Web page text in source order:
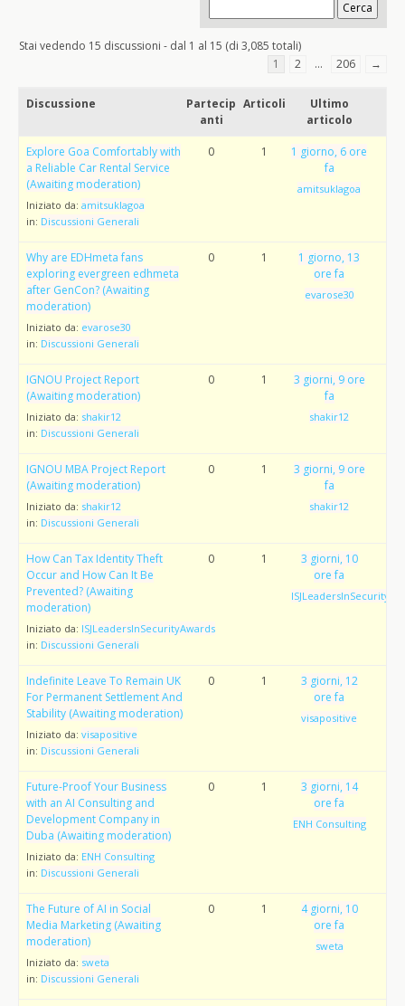
Stai vedendo 15 discussioni - dal 1 al 15 (di 3,085 totali)
1
2 … 206 →
Discussione
Partecip
anti
Articoli
Ultimo
articolo
Explore Goa Comfortably with
a Reliable Car Rental Service
(Awaiting moderation)
Iniziato da: amitsuklagoa
in: Discussioni Generali
0 1
1 giorno, 6 ore
fa
amitsuklagoa
Why are EDHmeta fans
exploring evergreen edhmeta
after GenCon? (Awaiting
moderation)
Iniziato da: evarose30
in: Discussioni Generali
0 1
1 giorno, 13
ore fa
evarose30
IGNOU Project Report
(Awaiting moderation)
Iniziato da: shakir12
in: Discussioni Generali
0 1
3 giorni, 9 ore
fa
shakir12
IGNOU MBA Project Report
(Awaiting moderation)
Iniziato da: shakir12
in: Discussioni Generali
0 1
3 giorni, 9 ore
fa
shakir12
How Can Tax Identity Theft
Occur and How Can It Be
Prevented? (Awaiting
moderation)
Iniziato da: ISJLeadersInSecurityAwards
in: Discussioni Generali
0 1
3 giorni, 10
ore fa
Indefinite Leave To Remain UK
For Permanent Settlement And
Stability (Awaiting moderation)
Iniziato da: visapositive
in: Discussioni Generali
0 1
3 giorni, 12
ore fa
visapositive
Future-Proof Your Business
with an AI Consulting and
Development Company in
Duba (Awaiting moderation)
Iniziato da: ENH Consulting
in: Discussioni Generali
0 1
3 giorni, 14
ore fa
ENH Consulting
The Future of AI in Social
Media Marketing (Awaiting
moderation)
Iniziato da: sweta
in: Discussioni Generali
0 1
4 giorni, 10
ore fa
sweta